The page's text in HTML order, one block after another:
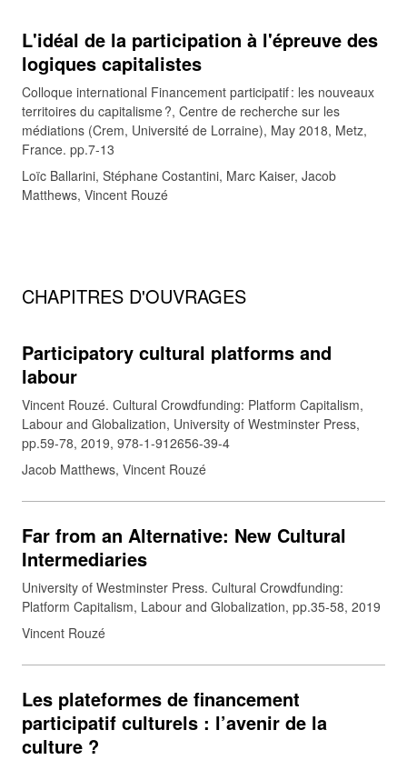
L'idéal de la participation à l'épreuve des
logiques capitalistes
Colloque international Financement participatif : les nouveaux
territoires du capitalisme ?, Centre de recherche sur les
médiations (Crem, Université de Lorraine), May 2018, Metz,
France. pp.7-13
Loïc Ballarini, Stéphane Costantini, Marc Kaiser, Jacob
Matthews, Vincent Rouzé
CHAPITRES D'OUVRAGES
Participatory cultural platforms and
labour
Vincent Rouzé. Cultural Crowdfunding: Platform Capitalism,
Labour and Globalization, University of Westminster Press,
pp.59-78, 2019, 978-1-912656-39-4
Jacob Matthews, Vincent Rouzé
Far from an Alternative: New Cultural
Intermediaries
University of Westminster Press. Cultural Crowdfunding:
Platform Capitalism, Labour and Globalization, pp.35-58, 2019
Vincent Rouzé
Les plateformes de financement
participatif culturels : l’avenir de la
culture ?